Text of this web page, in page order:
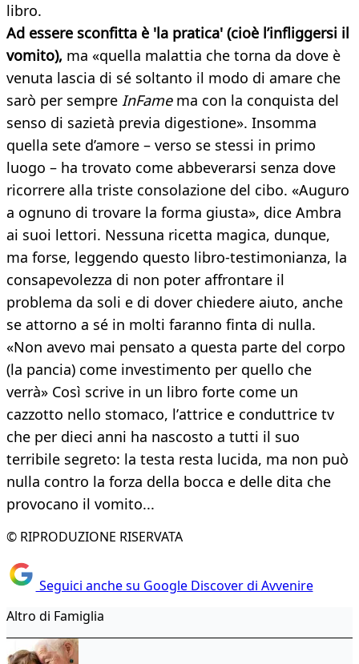
libro.
Ad essere sconfitta è 'la pratica' (cioè l’infliggersi il
vomito), ma «quella malattia che torna da dove è
venuta lascia di sé soltanto il modo di amare che
sarò per sempre InFamema con la conquista del
senso di sazietà previa digestione». Insomma
quella sete d’amore – verso se stessi in primo
luogo – ha trovato come abbeverarsi senza dove
ricorrere alla triste consolazione del cibo. «Auguro
a ognuno di trovare la forma giusta», dice Ambra
ai suoi lettori. Nessuna ricetta magica, dunque,
ma forse, leggendo questo libro-testimonianza, la
consapevolezza di non poter affrontare il
problema da soli e di dover chiedere aiuto, anche
se attorno a sé in molti faranno finta di nulla.
«Non avevo mai pensato a questa parte del corpo
(la pancia) come investimento per quello che
verrà» Così scrive in un libro forte come un
cazzotto nello stomaco, lʼattrice e conduttrice tv
che per dieci anni ha nascosto a tutti il suo
terribile segreto: la testa resta lucida, ma non può
nulla contro la forza della bocca e delle dita che
provocano il vomito...
© RIPRODUZIONE RISERVATA
Seguici anche su Google Discover di Avvenire
Altro di Famiglia